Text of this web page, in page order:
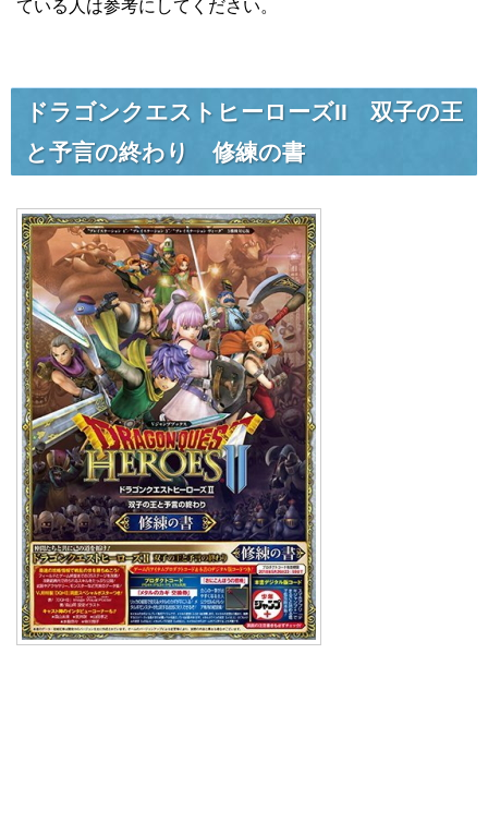
ている人は参考にしてください。
ドラゴンクエストヒーローズII 双子の王
と予言の終わり 修練の書